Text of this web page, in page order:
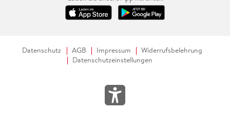
Datenschutz AGB Impressum
Widerrufsbelehrung
Datenschutzeinstellungen